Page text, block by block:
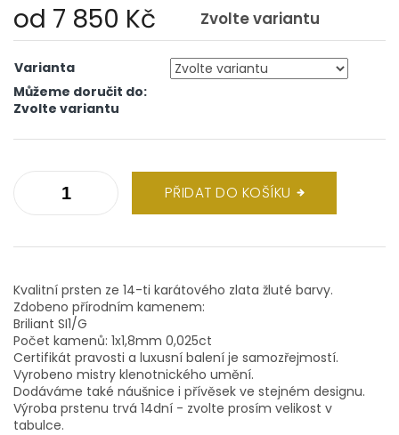
od 7 850 Kč Zvolte variantu
cena:
Varianta
Můžeme doručit do:
Zvolte variantu
PŘIDAT DO KOŠÍKU
Kvalitní prsten ze 14-ti karátového zlata žluté barvy.
Zdobeno přírodním kamenem:
Briliant SI1/G
Počet kamenů: 1x1,8mm 0,025ct
Certifikát pravosti a luxusní balení je samozřejmostí.
Vyrobeno mistry klenotnického umění.
Dodáváme také náušnice i přívěsek ve stejném designu.
Výroba prstenu trvá 14dní - zvolte prosím velikost v
tabulce.